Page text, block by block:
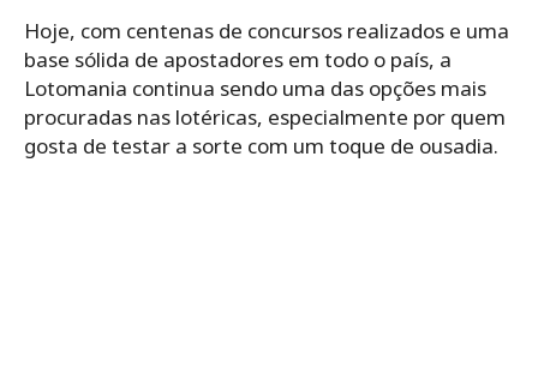
Hoje, com centenas de concursos realizados e uma
base sólida de apostadores em todo o país, a
Lotomania continua sendo uma das opções mais
procuradas nas lotéricas, especialmente por quem
gosta de testar a sorte com um toque de ousadia.